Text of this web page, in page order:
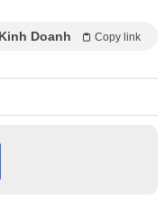
Doanh Copy link